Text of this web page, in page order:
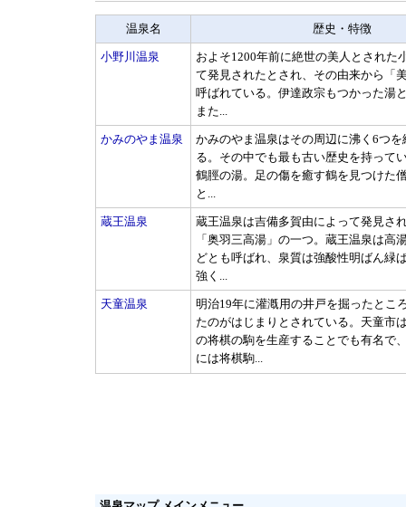
温泉名 歴史・特徴
小野川温泉
およそ1200年前に絶世の美人とされた
て発見されたとされ、その由来から「
呼ばれている。伊達政宗もつかった湯
また...
かみのやま温泉
かみのやま温泉はその周辺に沸く6つ
る。その中でも最も古い歴史を持って
鶴脛の湯。足の傷を癒す鶴を見つけた
と...
蔵王温泉
蔵王温泉は吉備多賀由によって発見さ
「奥羽三高湯」の一つ。蔵王温泉は高
どとも呼ばれ、泉質は強酸性明ばん緑
強く...
天童温泉
明治19年に灌漑用の井戸を掘ったとこ
たのがはじまりとされている。天童市
の将棋の駒を生産することでも有名で
には将棋駒...